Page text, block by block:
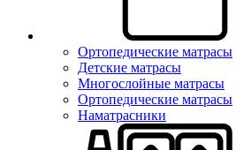
Ортопедические матрасы
Детские матрасы
Многослойные матрасы
Ортопедические матрасы
Наматрасники